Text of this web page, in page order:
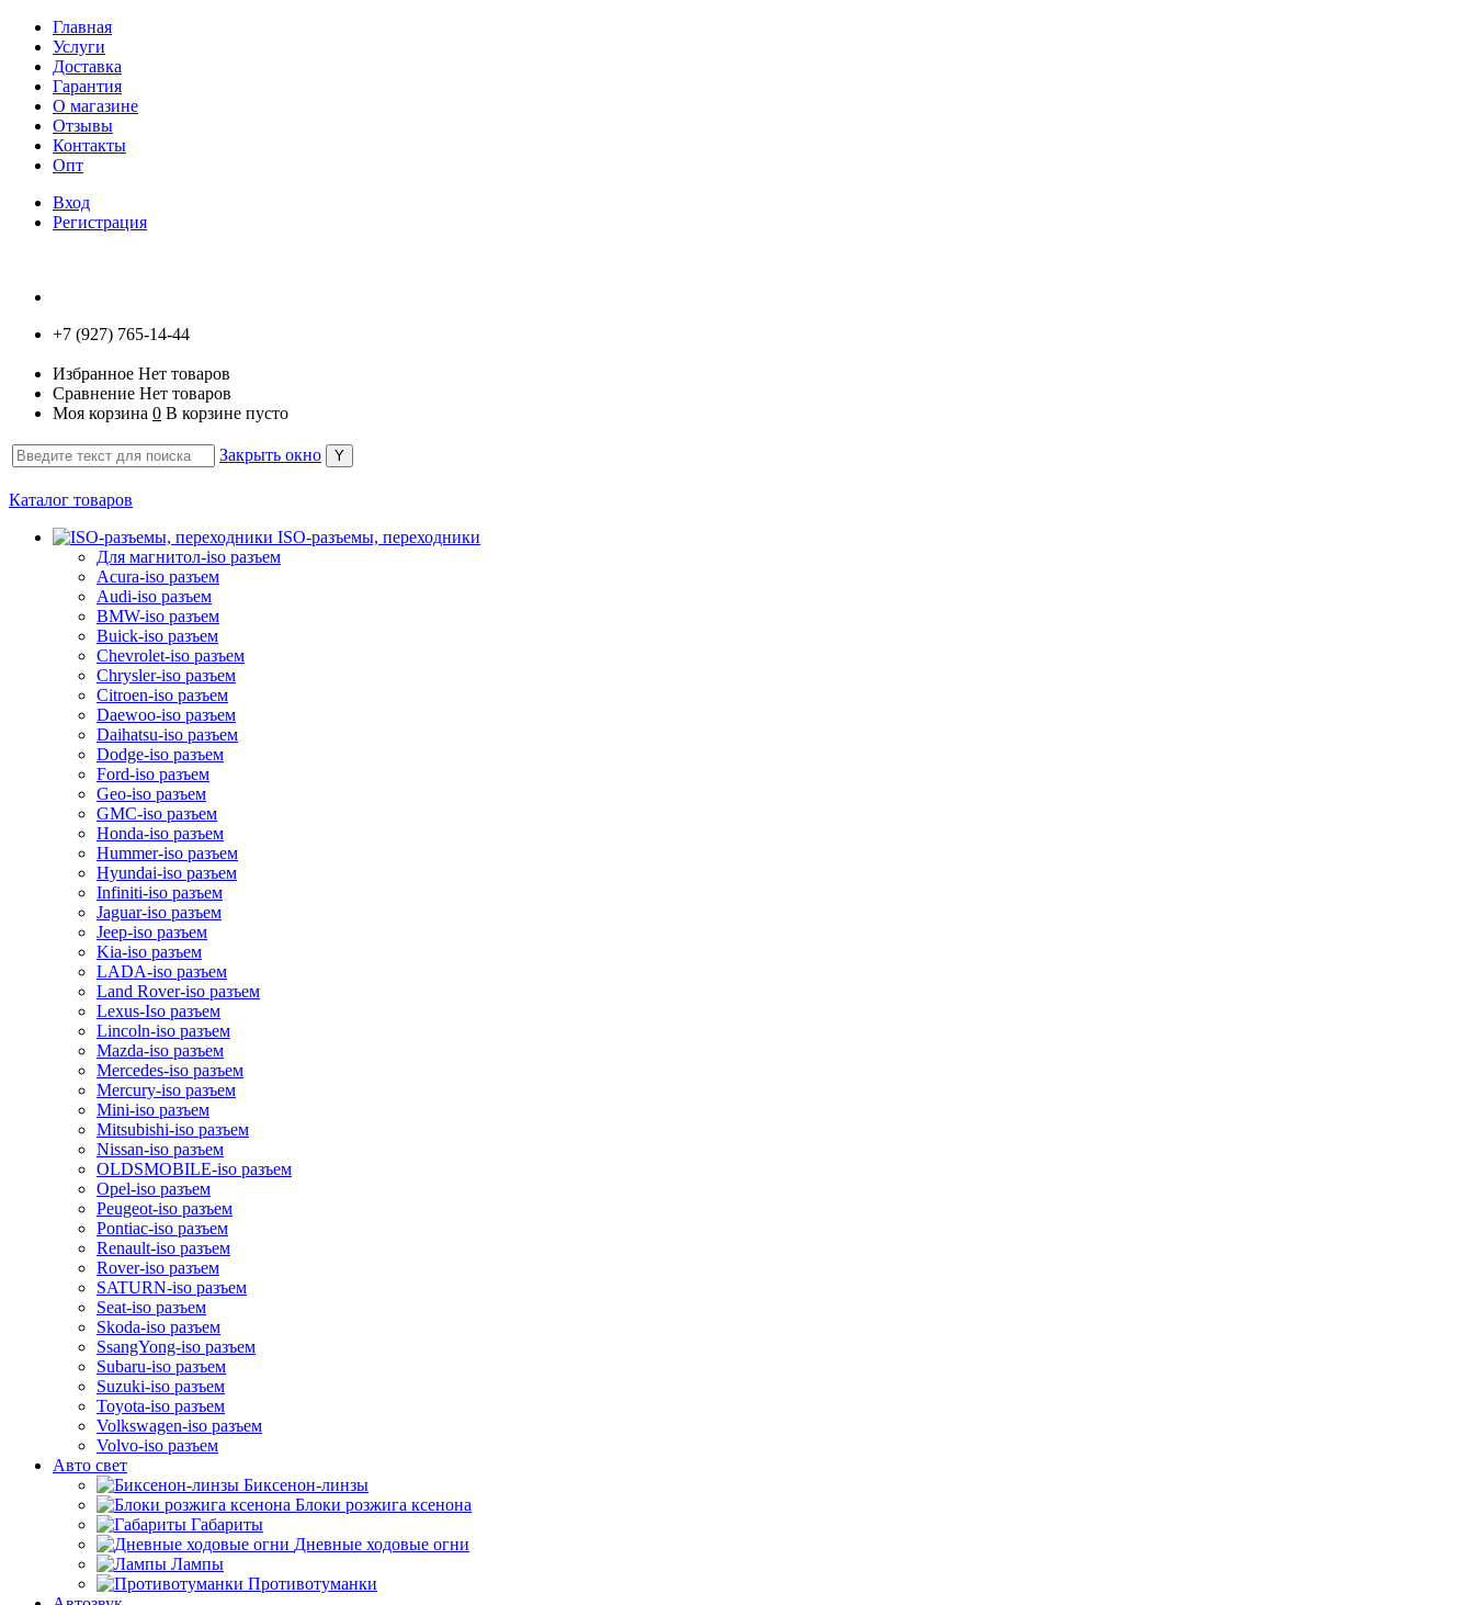
Главная
Услуги
Доставка
Гарантия
О магазине
Отзывы
Контакты
Опт
Вход
Регистрация
+7 (927) 765-14-44
Избранное Нет товаров
Сравнение Нет товаров
Моя корзина 0 В корзине пусто
Закрыть окно
Каталог товаров
ISO-разъемы, переходники
Для магнитол-iso разъем
Acura-iso разъем
Audi-iso разъем
BMW-iso разъем
Buick-iso разъем
Chevrolet-iso разъем
Chrysler-iso разъем
Citroen-iso разъем
Daewoo-iso разъем
Daihatsu-iso разъем
Dodge-iso разъем
Ford-iso разъем
Geo-iso разъем
GMC-iso разъем
Honda-iso разъем
Hummer-iso разъем
Hyundai-iso разъем
Infiniti-iso разъем
Jaguar-iso разъем
Jeep-iso разъем
Kia-iso разъем
LADA-iso разъем
Land Rover-iso разъем
Lexus-Iso разъем
Lincoln-iso разъем
Mazda-iso разъем
Mercedes-iso разъем
Mercury-iso разъем
Mini-iso разъем
Mitsubishi-iso разъем
Nissan-iso разъем
OLDSMOBILE-iso разъем
Opel-iso разъем
Peugeot-iso разъем
Pontiac-iso разъем
Renault-iso разъем
Rover-iso разъем
SATURN-iso разъем
Seat-iso разъем
Skoda-iso разъем
SsangYong-iso разъем
Subaru-iso разъем
Suzuki-iso разъем
Toyota-iso разъем
Volkswagen-iso разъем
Volvo-iso разъем
Авто свет
Биксенон-линзы
Блоки розжига ксенона
Габариты
Дневные ходовые огни
Лампы
Противотуманки